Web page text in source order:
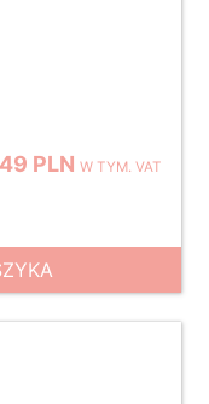
PLNW TYM. VAT